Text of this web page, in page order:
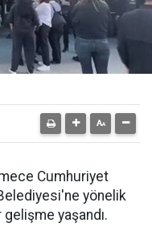
Cumhuriyet
Belediyesi'ne yönelik
yaşandı.